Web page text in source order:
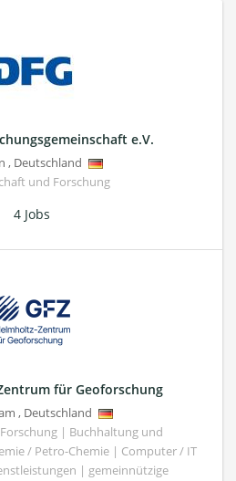
e.V.
, Deutschland
und Forschung
4 Jobs
für Geoforschung
, Deutschland
| Buchhaltung und
/ Petro-Chemie | Computer / IT
| gemeinnützige